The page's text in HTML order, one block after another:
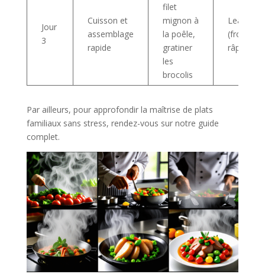
Jour
3
Cuisson et
assemblage
rapide
filet
mignon à
la poêle,
gratiner
les
brocolis
Leader
(fromage
râpé)
Par ailleurs, pour approfondir la maîtrise de plats
familiaux sans stress, rendez-vous sur notre guide
complet.